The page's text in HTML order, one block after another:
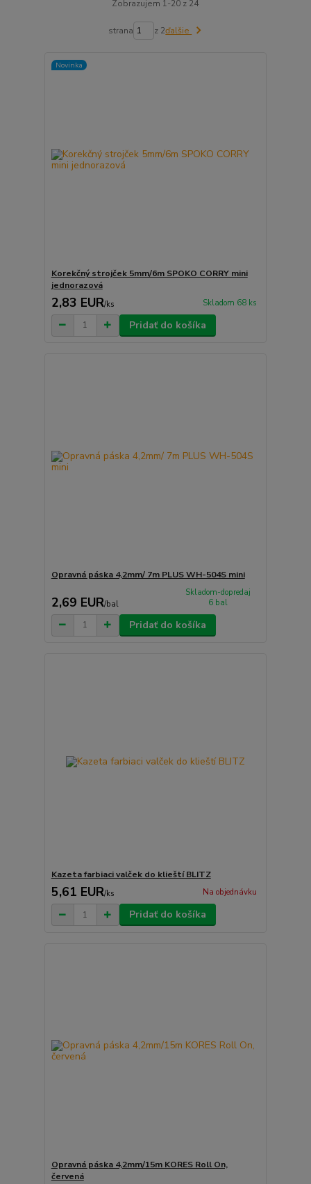
Zobrazujem 1-20 z 24
strana z 2ďalšie
Novinka
Korekčný strojček 5mm/6m SPOKO CORRY mini
jednorazová
2,83 EUR/ks Skladom 68 ks
Pridať do košíka
Opravná páska 4,2mm/ 7m PLUS WH-504S mini
2,69 EUR/bal
Skladom-dopredaj
6 bal
Pridať do košíka
Kazeta farbiaci valček do klieští BLITZ
5,61 EUR/ks Na objednávku
Pridať do košíka
Opravná páska 4,2mm/15m KORES Roll On,
červená